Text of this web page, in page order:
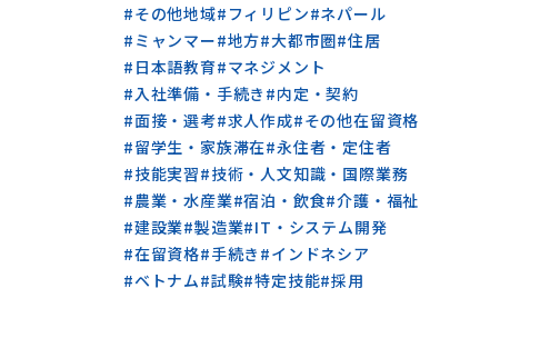
#その他地域# フィリピン#ネパール
# ミャンマー#地方#大都市圏#住居
# 日本語教育#マネジメント
#入社準備・手続き #内定・契約
#面接・選考#求人作成#その他在留資格
#留学生・家族滞在#永住者・定住者
#技能実習#技術・人文知識・国際業務
#農業・水産業#宿泊・飲食#介護・福祉
#建設業#製造業#IT・システム開発
#在留資格#手続き #インドネシア
#ベトナム#試験#特定技能#採用